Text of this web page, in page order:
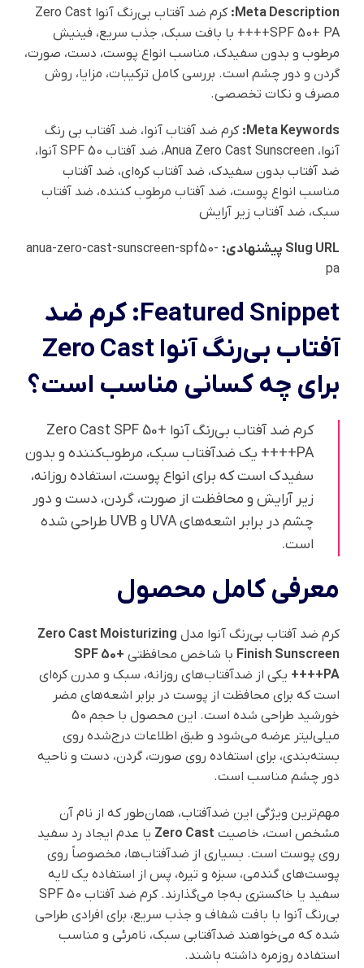
Meta Description:
کرم ضد آفتاب بی‌رنگ آنوا Zero Cast
SPF 50+ PA++++ با بافت سبک، جذب سریع، فینیش
مرطوب و بدون سفیدک، مناسب انواع پوست، دست، صورت،
گردن و دور چشم است. بررسی کامل ترکیبات، مزایا، روش
مصرف و نکات تخصصی.
Meta Keywords: کرم ضد آفتاب آنوا، ضد آفتاب بی رنگ
آنوا، Anua Zero Cast Sunscreen، ضد آفتاب SPF 50 آنوا،
ضد آفتاب بدون سفیدک، ضد آفتاب کره‌ای، ضد آفتاب
مناسب انواع پوست، ضد آفتاب مرطوب کننده، ضد آفتاب
سبک، ضد آفتاب زیر آرایش
Slug URL پیشنهادی:
anua-zero-cast-sunscreen-spf50-
pa
Featured Snippet: کرم ضد
آفتاب بی‌رنگ آنوا Zero Cast
برای چه کسانی مناسب است؟
کرم ضد آفتاب بی‌رنگ آنوا Zero Cast SPF 50+
PA++++ یک ضدآفتاب سبک، مرطوب‌کننده و بدون
سفیدک است که برای انواع پوست، استفاده روزانه،
زیر آرایش و محافظت از صورت، گردن، دست و دور
چشم در برابر اشعه‌های UVA و UVB طراحی شده
است.
معرفی کامل محصول
کرم ضد آفتاب بی‌رنگ آنوا مدل Zero Cast Moisturizing
Finish Sunscreen با شاخص محافظتی SPF 50+
PA++++
یکی از ضدآفتاب‌های روزانه، سبک و مدرن کره‌ای
است که برای محافظت از پوست در برابر اشعه‌های مضر
خورشید طراحی شده است. این محصول با حجم 50
میلی‌لیتر عرضه می‌شود و طبق اطلاعات درج‌شده روی
بسته‌بندی، برای استفاده روی صورت، گردن، دست و ناحیه
دور چشم مناسب است.
مهم‌ترین ویژگی این ضدآفتاب، همان‌طور که از نام آن
مشخص است، خاصیت Zero Cast یا عدم ایجاد رد سفید
روی پوست است. بسیاری از ضدآفتاب‌ها، مخصوصاً روی
پوست‌های گندمی، سبزه و تیره، پس از استفاده یک لایه
سفید یا خاکستری به‌جا می‌گذارند. کرم ضد آفتاب SPF 50
بی‌رنگ آنوا با بافت شفاف و جذب سریع، برای افرادی طراحی
شده که می‌خواهند ضدآفتابی سبک، نامرئی و مناسب
استفاده روزمره داشته باشند.